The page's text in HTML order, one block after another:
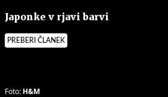
Japonke v rjavi barvi
PREBERI ČLANEK
Foto: H&M